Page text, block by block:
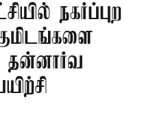
நகர்ப்புற
தன்னார்வ